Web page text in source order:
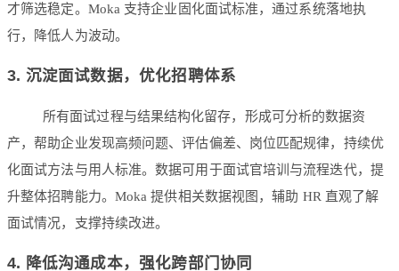
才筛选稳定。Moka 支持企业固化面试标准，通过系统落地执
行，降低人为波动。
3. 沉淀面试数据，优化招聘体系
所有面试过程与结果结构化留存，形成可分析的数据资
产，帮助企业发现高频问题、评估偏差、岗位匹配规律，持续优
化面试方法与用人标准。数据可用于面试官培训与流程迭代，提
升整体招聘能力。Moka 提供相关数据视图，辅助 HR 直观了解
面试情况，支撑持续改进。
4. 降低沟通成本，强化跨部门协同